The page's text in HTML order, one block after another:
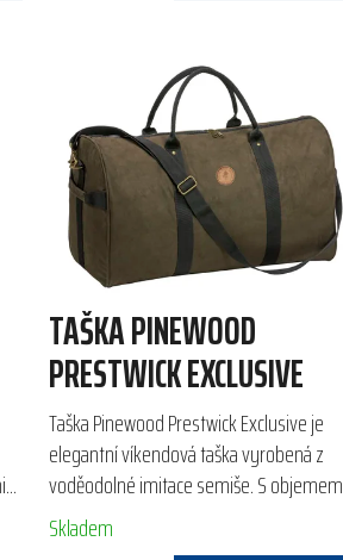
TAŠKA PINEWOOD
PRESTWICK EXCLUSIVE
Taška Pinewood Prestwick Exclusive je
elegantní víkendová taška vyrobená z
voděodolné imitace semiše. S objemem
35 litrů, lehkým polstrováním a zesíleným
dnem poskytuje dostatek...
Skladem